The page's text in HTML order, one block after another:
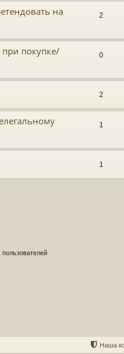
на
2
покупке/
0
2
1
1
Наша